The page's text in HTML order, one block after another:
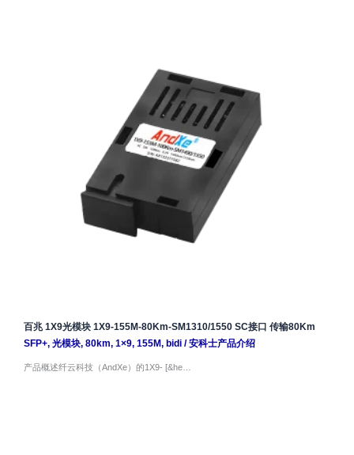
百兆 1X9光模块 1X9-155M-80Km-SM1310/1550 SC接口 传输80Km
SFP+, 光模块, 80km, 1×9, 155M, bidi/安科士产品介绍
产品概述纤云科技（AndXe）的1X9- [&he…